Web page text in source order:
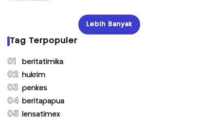
Lebih Banyak
Tag Terpopuler
01 beritatimika
02 hukrim
03 penkes
04 beritapapua
05 lensatimex